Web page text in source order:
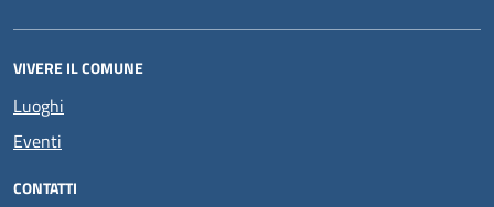
VIVERE IL COMUNE
Luoghi
Eventi
CONTATTI